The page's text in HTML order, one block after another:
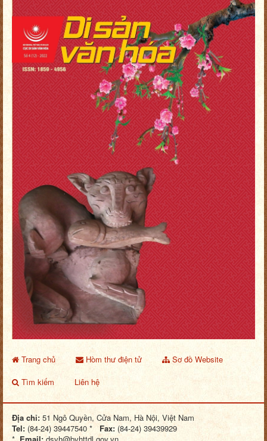
Trang chủ Hòm thư điện tử
Sơ đồ Website
Tìm kiếm
Liên hệ
Địa chỉ: 51 Ngô Quyền, Cửa Nam, Hà Nội, Việt Nam
Tel: (84-24) 39447540 * Fax: (84-24) 39439929